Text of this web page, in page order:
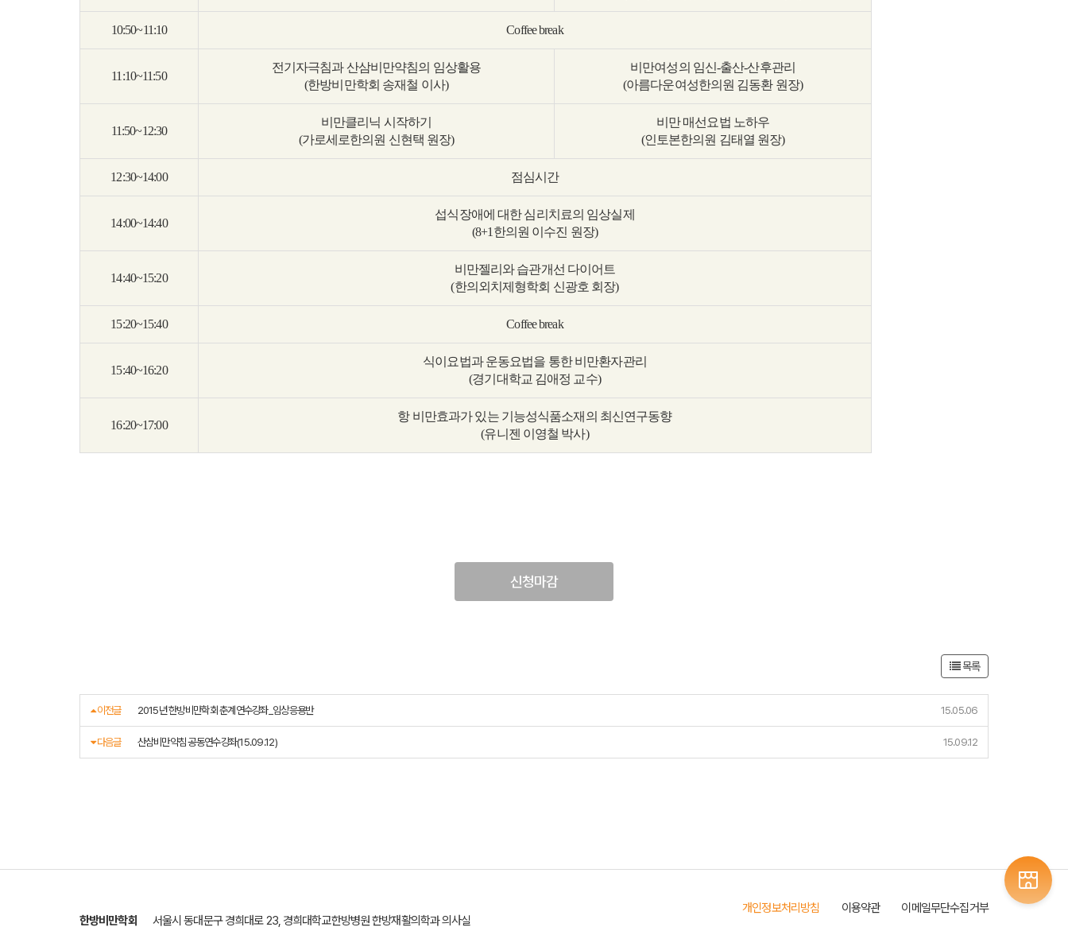
10:50~11:10 Coffee break
11:10~11:50
전기자극침과 산삼비만약침의 임상활용
(한방비만학회 송재철 이사)
비만여성의 임신-출산-산후관리
(아름다운여성한의원 김동환 원장)
11:50~12:30
비만클리닉 시작하기
(가로세로한의원 신현택 원장)
비만 매선요법 노하우
(인토본한의원 김태열 원장)
12:30~14:00 점심시간
14:00~14:40
섭식장애에 대한 심리치료의 임상실제
(8+1한의원 이수진 원장)
14:40~15:20
비만젤리와 습관개선 다이어트
(한의외치제형학회 신광호 회장)
15:20~15:40 Coffee break
15:40~16:20
식이요법과 운동요법을 통한 비만환자관리
(경기대학교 김애정 교수)
16:20~17:00
항 비만효과가 있는 기능성식품소재의 최신연구동향
(유니젠 이영철 박사)
신청마감
목록
이전글 2015년 한방비만학회 춘계연수강좌_임상응용반 15.05.06
다음글 산삼비만약침 공동연수강좌(15.09.12) 15.09.12
개인정보처리방침 이용약관
이메일무단수집거부
한방비만학회
서울시 동대문구 경희대로 23, 경희대학교한방병원 한방재활의학과 의사실